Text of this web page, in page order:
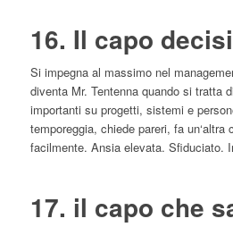
16. Il capo
Si impegna al massimo nel
diventa Mr. Tentenna quando si tratta
importanti su progetti, sistemi e
temporeggia, chiede pareri, fa
facilmente. Ansia elevata. Sfiduciato.
17. il capo che